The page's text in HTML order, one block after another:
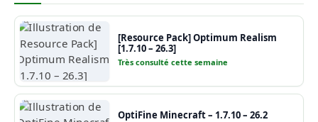
[Resource Pack] Optimum Realism
[1.7.10 – 26.3]
Très consulté cette semaine
OptiFine Minecraft – 1.7.10 – 26.2